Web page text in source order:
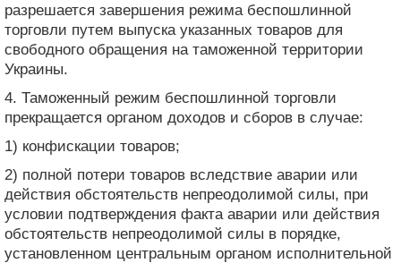
разрешается завершения режима беспошлинной
торговли путем выпуска указанных товаров для
свободного обращения на таможенной территории
Украины.
4. Таможенный режим беспошлинной торговли
прекращается органом доходов и сборов в случае:
1) конфискации товаров;
2) полной потери товаров вследствие аварии или
действия обстоятельств непреодолимой силы, при
условии подтверждения факта аварии или действия
обстоятельств непреодолимой силы в порядке,
установленном центральным органом исполнительной